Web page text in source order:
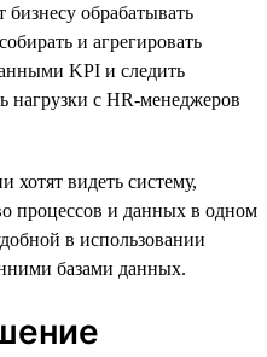
обрабатывать
и агрегировать
KPI и следить
нагрузки с HR-менеджеров
хотят видеть систему,
процессов и данных в одном
в использовании
базами данных.